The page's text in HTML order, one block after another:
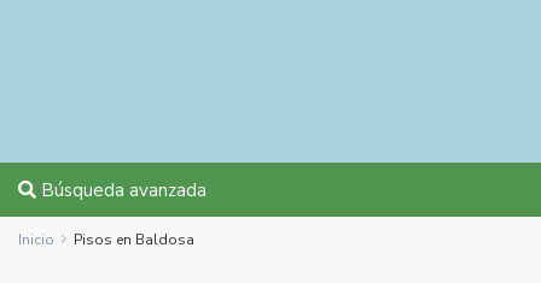
Búsqueda avanzada
Inicio Pisos en Baldosa